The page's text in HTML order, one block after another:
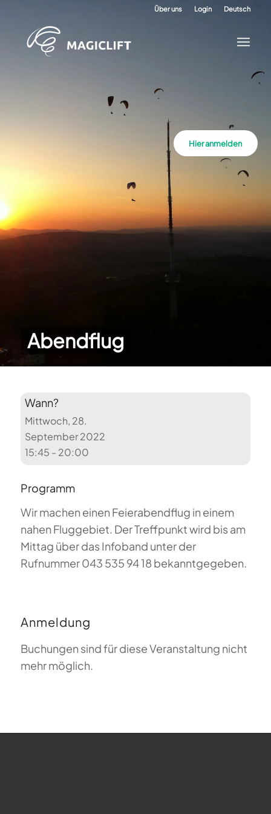
Über uns Login Deutsch
Abendflug
Hier anmelden
Wann?
Mittwoch, 28.
September 2022
15:45 - 20:00
Programm
Wir machen einen Feierabendflug in einem
nahen Fluggebiet. Der Treffpunkt wird bis am
Mittag über das Infoband unter der
Rufnummer 043 535 94 18 bekanntgegeben.
Anmeldung
Buchungen sind für diese Veranstaltung nicht
mehr möglich.